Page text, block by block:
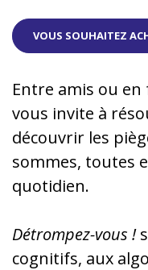
VOUS SOUHAITEZ
Entre amis ou en
vous invite à
découvrir les
sommes, toutes
quotidien.
Détrompez-vous !
cognitifs, aux